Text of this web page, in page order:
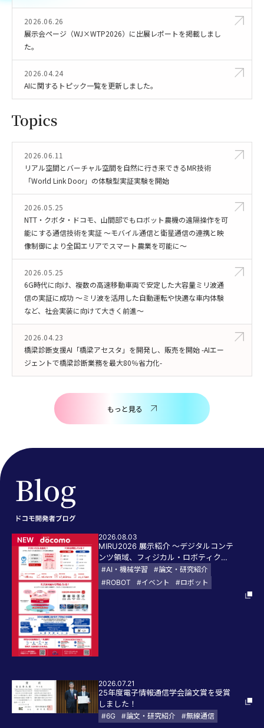
2026.06.26
展示会ページ（WJ×WTP2026）に出展レポートを掲載しまし
た。
2026.04.24
AIに関するトピック一覧を更新しました。
2026.06.11
リアル空間とバーチャル空間を自然に行き来できるMR技術
「World Link Door」の体験型実証実験を開始
2026.05.25
NTT・クボタ・ドコモ、山間部でもロボット農機の遠隔操作を可
能にする通信技術を実証 ～モバイル通信と衛星通信の連携と映
像制御により全国エリアでスマート農業を可能に～
2026.05.25
6G時代に向け、複数の高速移動車両で安定した大容量ミリ波通
信の実証に成功 ～ミリ波を活用した自動運転や快適な車内体験
など、社会実装に向けて大きく前進～
2026.04.23
橋梁診断支援AI「橋梁アセスタ」を開発し、販売を開始 -AIエー
ジェントで橋梁診断業務を最大80％省力化-
もっと見る
NEW 2026.08.03
MIRU2026 展示紹介 〜デジタルコンテ
ンツ領域、フィジカル・ロボティクス
領域の取り組み〜
#AI・機械学習
#論文・研究紹介
#ROBOT
#イベント #ロボット
2026.07.21
25年度電子情報通信学会論文賞を受賞
しました！
#6G #論文・研究紹介 #無線通信